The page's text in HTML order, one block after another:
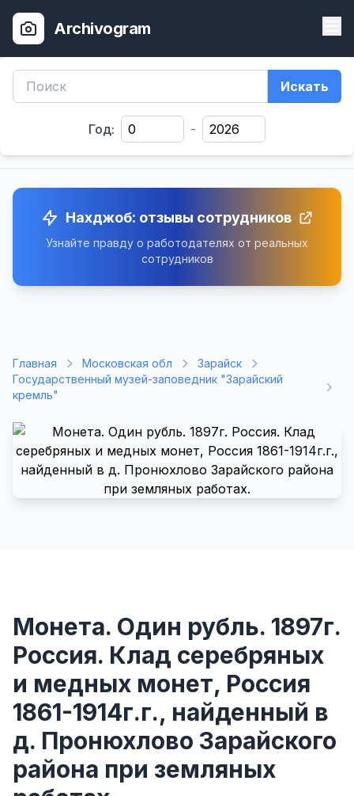
Archivogram
Искать
Год: -
Нахджоб: отзывы сотрудников
Узнайте правду о работодателях от реальных
сотрудников
Главная Московская обл
Зарайск
Государственный музей-заповедник "Зарайский
кремль"
Монета. Один рубль. 1897г.
Россия. Клад серебряных
и медных монет, Россия
1861-1914г.г., найденный в
д. Пронюхлово Зарайского
района при земляных